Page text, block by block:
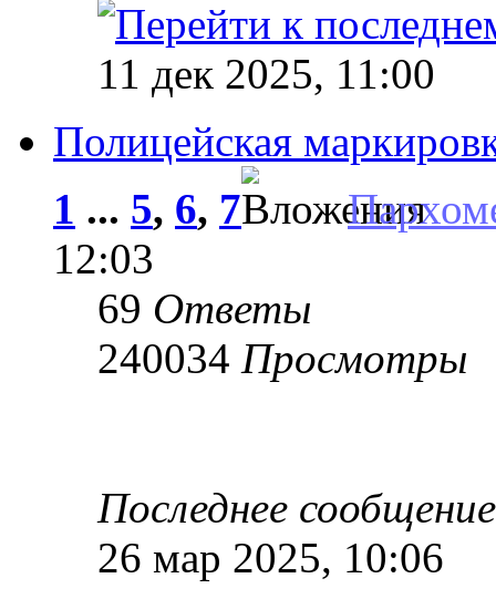
11 дек 2025, 11:00
Полицейская
1 ... 5, 6, 7
12:03
69 Ответы
240034 Просмотры
Последнее
26 мар 2025, 10:06